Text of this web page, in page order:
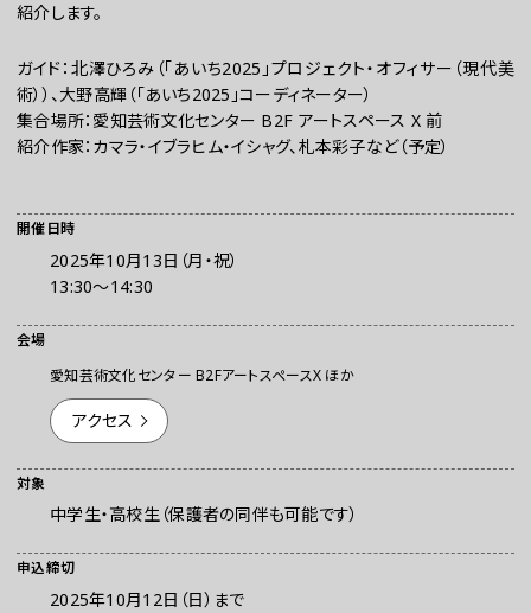
さらに楽しむ
WEBマガジン
紹介します。
ガイド：北澤ひろみ（「あいち2025」プロジェクト・オフィサー（現代美
術））、大野高輝（「あいち2025」コーディネーター）
集合場所：愛知芸術文化センター B2F アートスペース X 前
紹介作家：カマラ・イブラヒム・イシャグ、札本彩子など（予定）
開催日時
2025年10月13日（月・祝）
13:30〜14:30
会場
愛知芸術文化センター B2FアートスペースX ほか
アクセス
対象
中学生・高校生（保護者の同伴も可能です）
申込締切
2025年10月12日（日）まで